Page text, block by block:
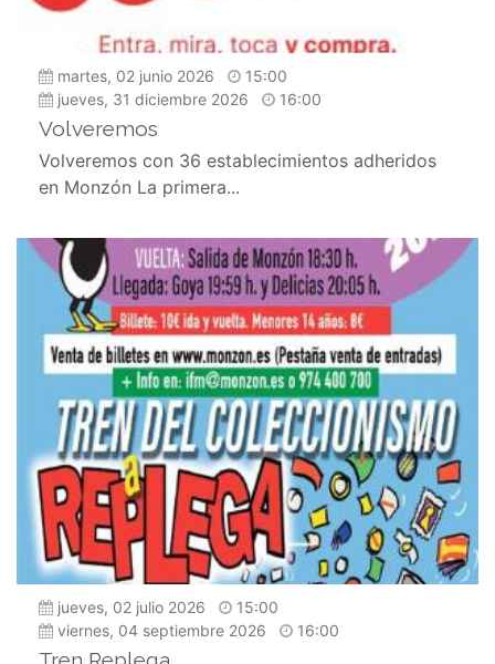
martes, 02 junio 2026
15:00
jueves, 31 diciembre 2026
16:00
Volveremos
Volveremos con 36 establecimientos adheridos
en Monzón La primera...
jueves, 02 julio 2026
15:00
viernes, 04 septiembre 2026
16:00